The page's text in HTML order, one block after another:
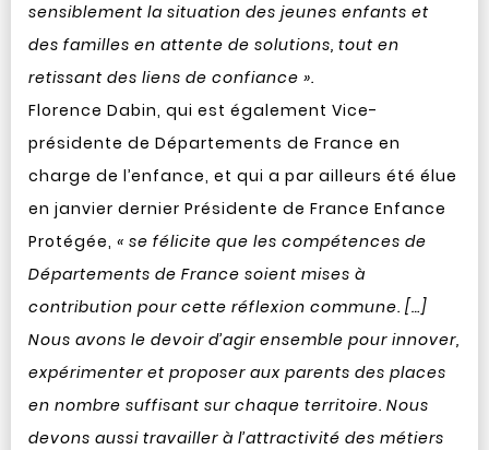
sensiblement la situation des jeunes enfants et
des familles en attente de solutions, tout en
retissant des liens de confiance ».
Florence Dabin, qui est également Vice-
présidente de Départements de France en
charge de l’enfance, et qui a par ailleurs été élue
en janvier dernier Présidente de France Enfance
Protégée, « se félicite que les compétences de
Départements de France soient mises à
contribution pour cette réflexion commune. […]
Nous avons le devoir d’agir ensemble pour innover,
expérimenter et proposer aux parents des places
en nombre suffisant sur chaque territoire. Nous
devons aussi travailler à l’attractivité des métiers